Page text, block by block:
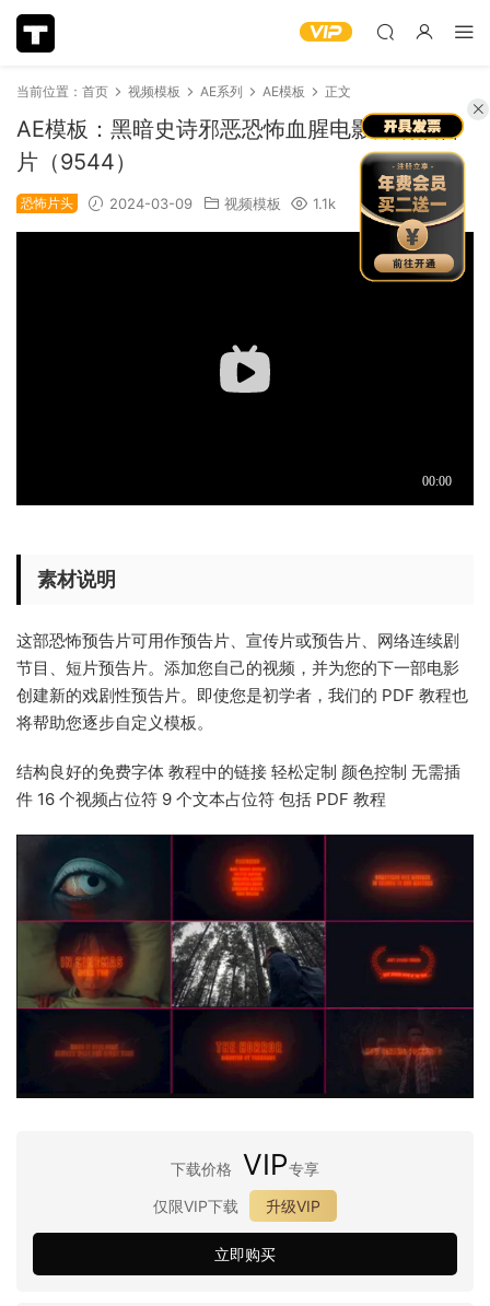
当前位置： 首页 视频模板 AE系列 AE模板 正文
AE模板：黑暗史诗邪恶恐怖血腥电影开场预告
片（9544）
恐怖片头 2024-03-09 视频模板 1.1k
素材说明
这部恐怖预告片可用作预告片、宣传片或预告片、网络连续剧
节目、短片预告片。添加您自己的视频，并为您的下一部电影
创建新的戏剧性预告片。即使您是初学者，我们的 PDF 教程也
将帮助您逐步自定义模板。
结构良好的免费字体 教程中的链接 轻松定制 颜色控制 无需插
件 16 个视频占位符 9 个文本占位符 包括 PDF 教程
下载价格 VIP专享
仅限VIP下载
升级VIP
立即购买